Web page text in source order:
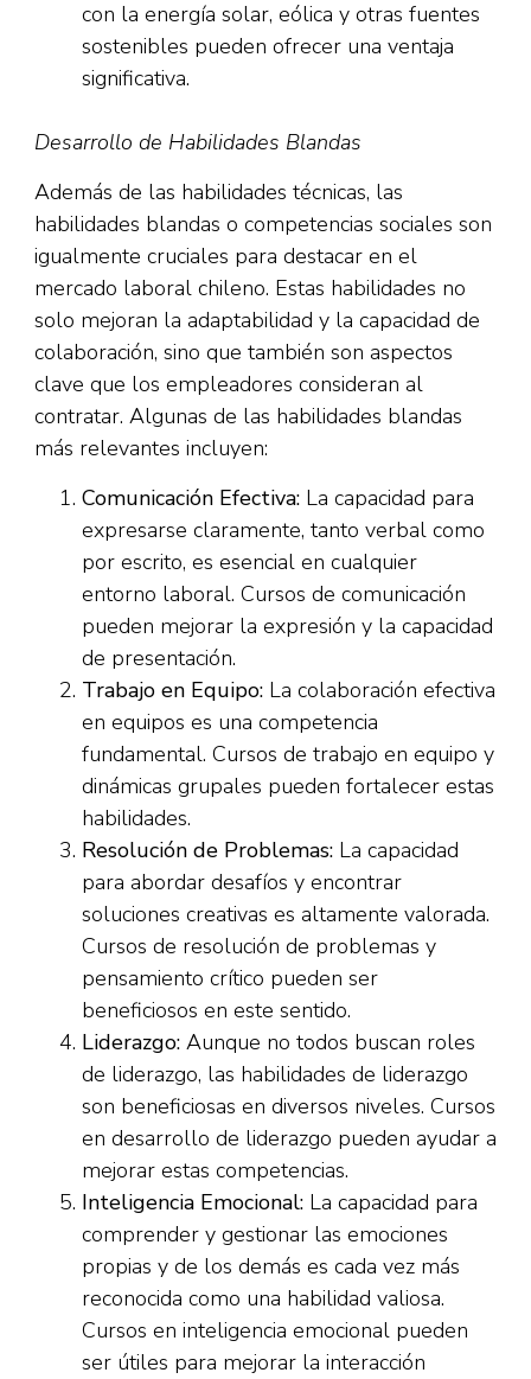
con la energía solar, eólica y otras fuentes
sostenibles pueden ofrecer una ventaja
significativa.
Desarrollo de Habilidades Blandas
Además de las habilidades técnicas, las
habilidades blandas o competencias sociales son
igualmente cruciales para destacar en el
mercado laboral chileno. Estas habilidades no
solo mejoran la adaptabilidad y la capacidad de
colaboración, sino que también son aspectos
clave que los empleadores consideran al
contratar. Algunas de las habilidades blandas
más relevantes incluyen:
Comunicación Efectiva: La capacidad para
expresarse claramente, tanto verbal como
por escrito, es esencial en cualquier
entorno laboral. Cursos de comunicación
pueden mejorar la expresión y la capacidad
de presentación.
Trabajo en Equipo: La colaboración efectiva
en equipos es una competencia
fundamental. Cursos de trabajo en equipo y
dinámicas grupales pueden fortalecer estas
habilidades.
Resolución de Problemas: La capacidad
para abordar desafíos y encontrar
soluciones creativas es altamente valorada.
Cursos de resolución de problemas y
pensamiento crítico pueden ser
beneficiosos en este sentido.
Liderazgo: Aunque no todos buscan roles
de liderazgo, las habilidades de liderazgo
son beneficiosas en diversos niveles. Cursos
en desarrollo de liderazgo pueden ayudar a
mejorar estas competencias.
Inteligencia Emocional: La capacidad para
comprender y gestionar las emociones
propias y de los demás es cada vez más
reconocida como una habilidad valiosa.
Cursos en inteligencia emocional pueden
ser útiles para mejorar la interacción